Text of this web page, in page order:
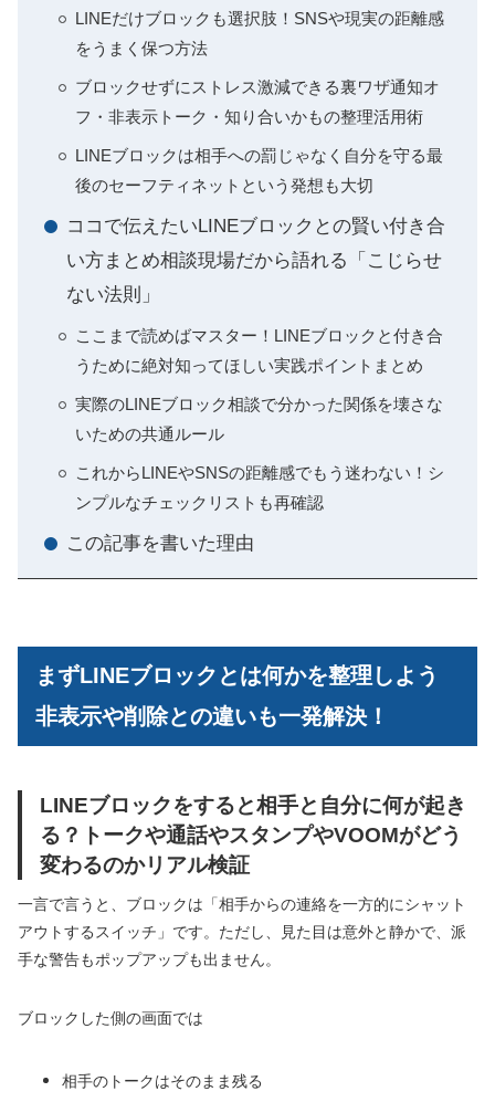
LINEだけブロックも選択肢！SNSや現実の距離感
をうまく保つ方法
ブロックせずにストレス激減できる裏ワザ通知オ
フ・非表示トーク・知り合いかもの整理活用術
LINEブロックは相手への罰じゃなく自分を守る最
後のセーフティネットという発想も大切
ココで伝えたいLINEブロックとの賢い付き合
い方まとめ相談現場だから語れる「こじらせ
ない法則」
ここまで読めばマスター！LINEブロックと付き合
うために絶対知ってほしい実践ポイントまとめ
実際のLINEブロック相談で分かった関係を壊さな
いための共通ルール
これからLINEやSNSの距離感でもう迷わない！シ
ンプルなチェックリストも再確認
この記事を書いた理由
まずLINEブロックとは何かを整理しよう
非表示や削除との違いも一発解決！
LINEブロックをすると相手と自分に何が起き
る？トークや通話やスタンプやVOOMがどう
変わるのかリアル検証
一言で言うと、ブロックは「相手からの連絡を一方的にシャット
アウトするスイッチ」です。ただし、見た目は意外と静かで、派
手な警告もポップアップも出ません。
ブロックした側の画面では
相手のトークはそのまま残る